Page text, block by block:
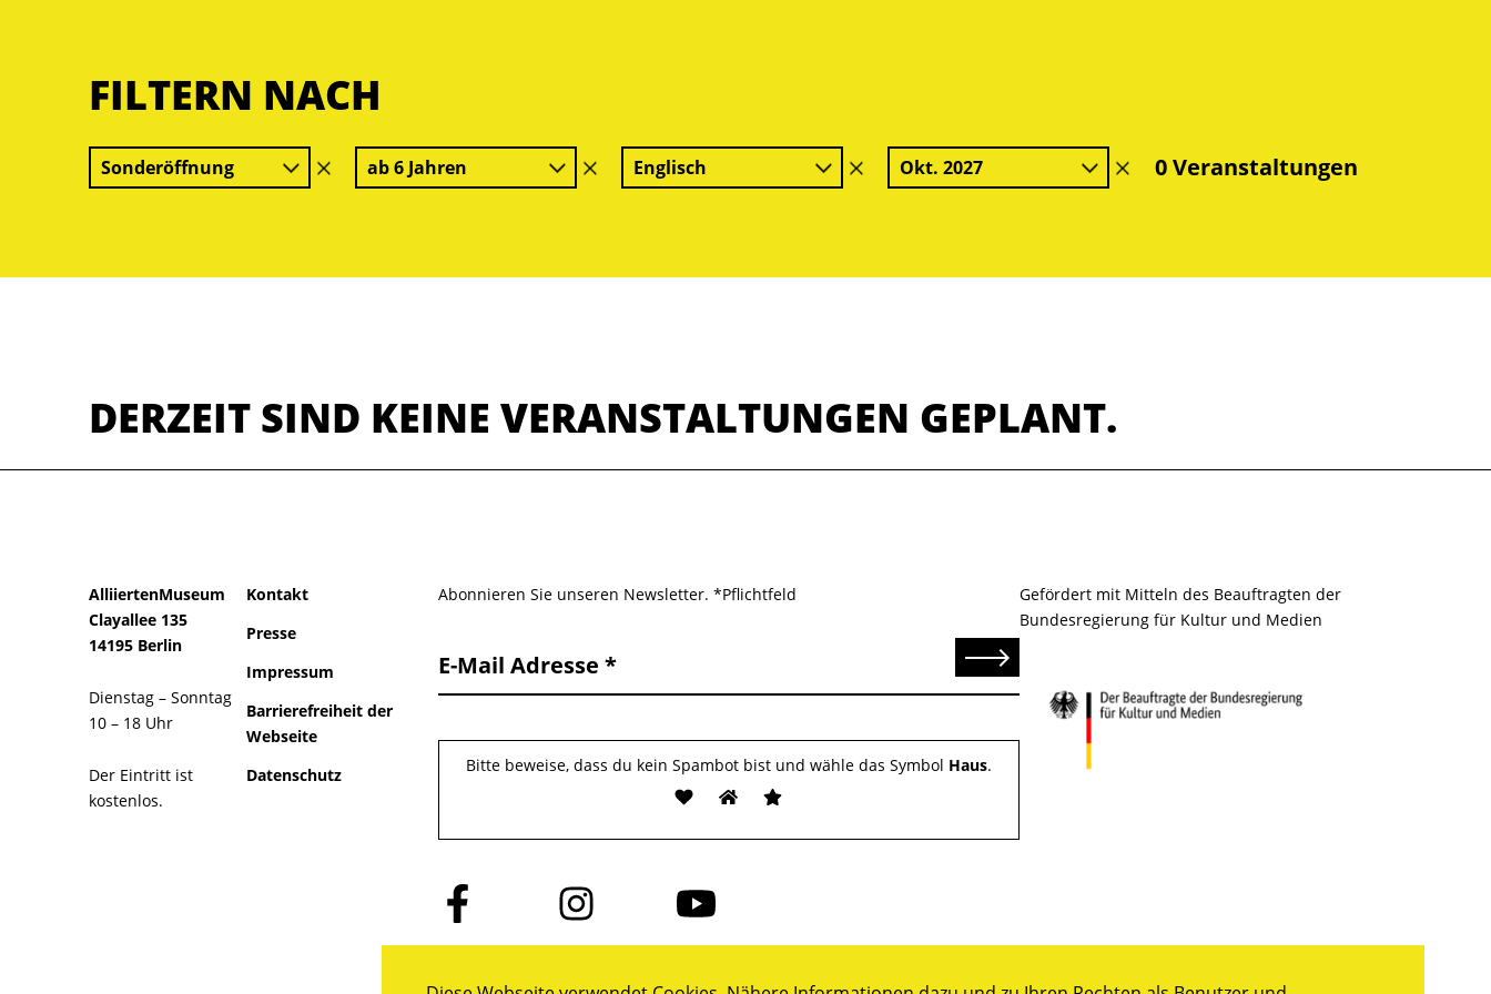
FILTERN NACH
Sonderöffnung
Filter
löschen
ab 6 Jahren
Filter
löschen
Englisch
Filter
löschen
Okt. 2027
Filter0 Veranstaltungen
DERZEIT SIND KEINE VERANSTALTUNGEN GEPLANT.
AlliiertenMuseum
Clayallee 135
14195 Berlin
Dienstag – Sonntag
10 – 18 Uhr
Der Eintritt ist
kostenlos.
Kontakt
Presse
Impressum
Barrierefreiheit der
Webseite
Datenschutz
Abonnieren Sie unseren Newsletter. *Pflichtfeld
E-Mail Adresse Senden
Bitte beweise, dass du kein Spambot bist und wähle das Symbol Haus.
Folge
uns
auf
Folge
uns
auf
Folge
uns
auf
Gefördert mit Mitteln des Beauftragten der
Bundesregierung für Kultur und Medien